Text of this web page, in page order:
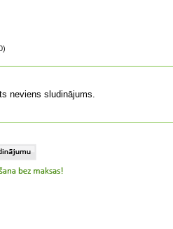
neviens sludinājums.